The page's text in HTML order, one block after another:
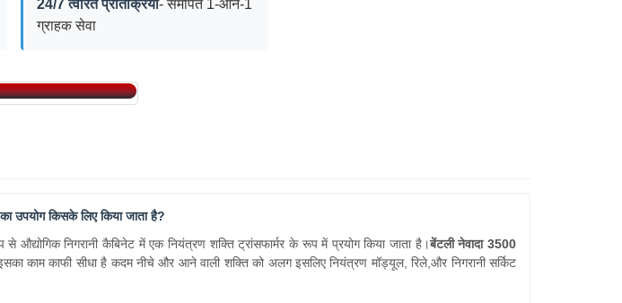
24/7 त्वरित प्रतिक्रिया- समर्पित 1-ऑन-1
ग्राहक सेवा
किसके लिए किया जाता है?
औद्योगिक निगरानी कैबिनेट में एक नियंत्रण शक्ति ट्रांसफार्मर के रूप में प्रयोग किया जाता है।बेंटली नेवादा 3500
काम काफी सीधा है कदम नीचे और आने वाली शक्ति को अलग इसलिए नियंत्रण मॉड्यूल, रिले,और निगरानी सर्किट